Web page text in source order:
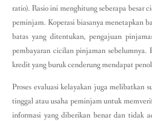
ratio). Rasio ini menghitung seberapa
peminjam. Koperasi biasanya menetapkan
batas yang ditentukan, pengajuan
pembayaran cicilan pinjaman
kredit yang buruk cenderung mendapat
Proses evaluasi kelayakan juga melibatkan
tinggal atau usaha peminjam untuk
informasi yang diberikan benar dan tidak